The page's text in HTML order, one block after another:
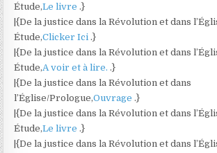
Étude,Le livre.}
|{De la justice dans la Révolution et dans
Étude,Clicker Ici.}
|{De la justice dans la Révolution et dans
Étude,A voir et à lire..}
|{De la justice dans la Révolution et dans
l’Église/Prologue,Ouvrage.}
|{De la justice dans la Révolution et dans
Étude,Le livre.}
|{De la justice dans la Révolution et dans